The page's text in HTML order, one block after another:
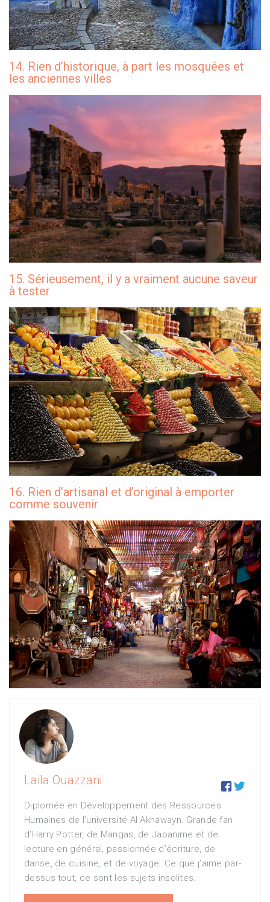
14. Rien d’historique, à part les mosquées et
les anciennes villes
15. Sérieusement, il y a vraiment aucune saveur
à tester
16. Rien d’artisanal et d’original à emporter
comme souvenir
Laila Ouazzani 

Diplomée en Développement des Ressources
Humaines de l’université Al Akhawayn. Grande fan
d’Harry Potter, de Mangas, de Japanime et de
lecture en général, passionnée d’écriture, de
danse, de cuisine, et de voyage. Ce que j’aime par-
dessus tout, ce sont les sujets insolites.